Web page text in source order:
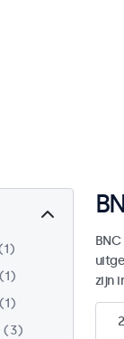
1
1
1
3
zijn